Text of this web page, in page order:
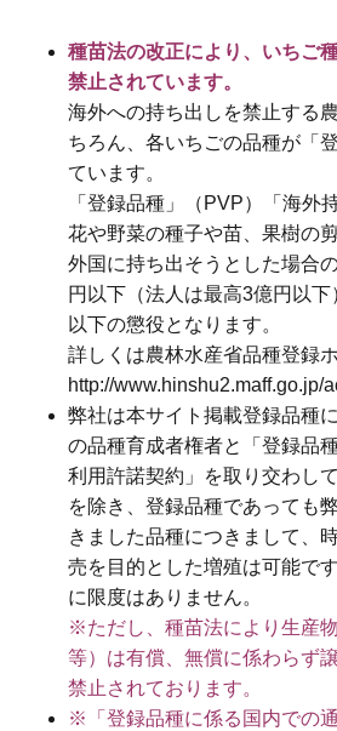
種苗法の改正により、いちご
禁止されています。
海外への持ち出しを禁止する
ちろん、各いちごの品種が「
ています。
「登録品種」（PVP）「海外
花や野菜の種子や苗、果樹の
外国に持ち出そうとした場合
円以下（法人は最高3億円以
以下の懲役となります。
詳しくは農林水産省品種登録
http://www.hinshu2.maff.go.jp/
弊社は本サイト掲載登録品種
の品種育成者権者と「登録品
利用許諾契約」を取り交わし
を除き、登録品種であっても
きました品種につきまして、
売を目的とした増殖は可能で
に限度はありません。
※ただし、種苗法により生産
等）は有償、無償に係わらず
禁止されております。
※「登録品種に係る国内での